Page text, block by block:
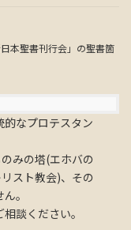
本聖書刊行会」の聖書箇
なプロテスタン
みの塔(エホバの
スト教会)、その
。
談ください。